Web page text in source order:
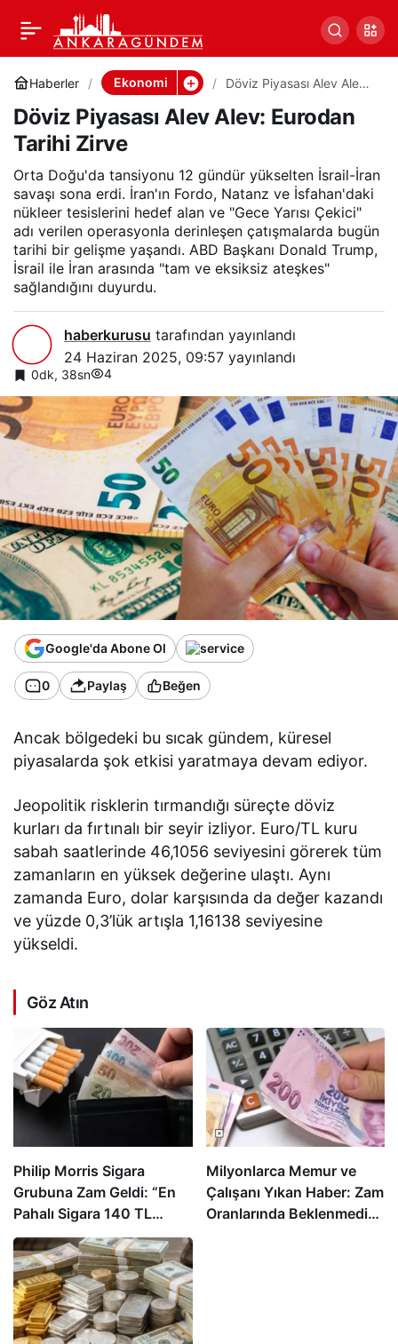
Haberler Ekonomi
Döviz Piyasası Alev Alev:
Döviz Piyasası Alev Alev: Eurodan
Tarihi Zirve
Orta Doğu'da tansiyonu 12 gündür yükselten İsrail-İran
savaşı sona erdi. İran'ın Fordo, Natanz ve İsfahan'daki
nükleer tesislerini hedef alan ve "Gece Yarısı Çekici"
adı verilen operasyonla derinleşen çatışmalarda bugün
tarihi bir gelişme yaşandı. ABD Başkanı Donald Trump,
İsrail ile İran arasında "tam ve eksiksiz ateşkes"
sağlandığını duyurdu.
haberkurusu tarafından yayınlandı
24 Haziran 2025, 09:57 yayınlandı
0dk, 38sn 4
Google'da Abone Ol
0 Paylaş Beğen
Ancak bölgedeki bu sıcak gündem, küresel
piyasalarda şok etkisi yaratmaya devam ediyor.
Jeopolitik risklerin tırmandığı süreçte döviz
kurları da fırtınalı bir seyir izliyor. Euro/TL kuru
sabah saatlerinde 46,1056 seviyesini görerek tüm
zamanların en yüksek değerine ulaştı. Aynı
zamanda Euro, dolar karşısında da değer kazandı
ve yüzde 0,3’lük artışla 1,16138 seviyesine
yükseldi.
Göz Atın
Philip Morris Sigara
Grubuna Zam Geldi: “En
Pahalı Sigara 140 TL
Oldu”
Milyonlarca Memur ve
Çalışanı Yıkan Haber: Zam
Oranlarında Beklenmedik
Döviz Piyasası Alev Alev:
Eurodan Tarihi Zirve
0 Paylaş